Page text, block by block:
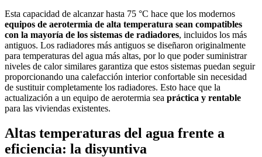
Esta capacidad de alcanzar hasta 75 °C hace que los modernos
equipos de aerotermia de alta temperatura sean compatibles
con la mayoría de los sistemas de radiadores, incluidos los más
antiguos. Los radiadores más antiguos se diseñaron originalmente
para temperaturas del agua más altas, por lo que poder suministrar
niveles de calor similares garantiza que estos sistemas puedan seguir
proporcionando una calefacción interior confortable sin necesidad
de sustituir completamente los radiadores. Esto hace que la
actualización a un equipo de aerotermia sea práctica y rentable
para las viviendas existentes.
Altas temperaturas del agua frente a
eficiencia: la disyuntiva